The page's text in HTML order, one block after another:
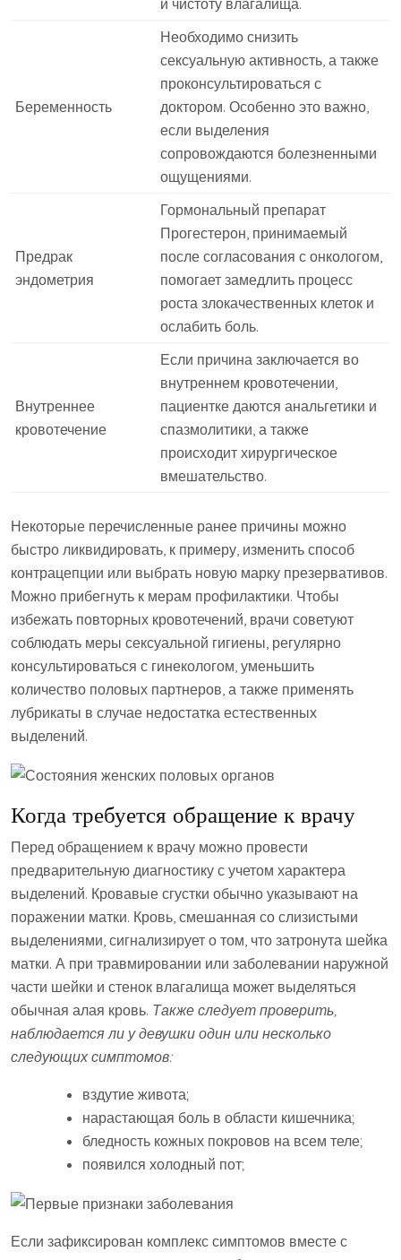
и чистоту влагалища.
Беременность
Необходимо снизить
сексуальную активность, а также
проконсультироваться с
доктором. Особенно это важно,
если выделения
сопровождаются болезненными
ощущениями.
Предрак
эндометрия
Гормональный препарат
Прогестерон, принимаемый
после согласования с онкологом,
помогает замедлить процесс
роста злокачественных клеток и
ослабить боль.
Внутреннее
кровотечение
Если причина заключается во
внутреннем кровотечении,
пациентке даются анальгетики и
спазмолитики, а также
происходит хирургическое
вмешательство.
Некоторые перечисленные ранее причины можно
быстро ликвидировать, к примеру, изменить способ
контрацепции или выбрать новую марку презервативов.
Можно прибегнуть к мерам профилактики. Чтобы
избежать повторных кровотечений, врачи советуют
соблюдать меры сексуальной гигиены, регулярно
консультироваться с гинекологом, уменьшить
количество половых партнеров, а также применять
лубрикаты в случае недостатка естественных
выделений.
Когда требуется обращение к врачу
Перед обращением к врачу можно провести
предварительную диагностику с учетом характера
выделений. Кровавые сгустки обычно указывают на
поражении матки. Кровь, смешанная со слизистыми
выделениями, сигнализирует о том, что затронута шейка
матки. А при травмировании или заболевании наружной
части шейки и стенок влагалища может выделяться
обычная алая кровь. Также следует проверить,
наблюдается ли у девушки один или несколько
следующих симптомов:
вздутие живота;
нарастающая боль в области кишечника;
бледность кожных покровов на всем теле;
появился холодный пот;
Если зафиксирован комплекс симптомов вместе с